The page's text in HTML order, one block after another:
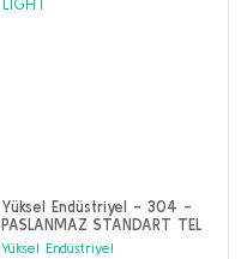
Yüksel Endüstriyel - 304 -
PASLANMAZ STANDART TEL
RAF - LIGHT
Yüksel Endüstriyel